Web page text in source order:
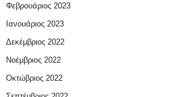
Φεβρουάριος 2023
Ιανουάριος 2023
Δεκέμβριος 2022
Νοέμβριος 2022
Οκτώβριος 2022